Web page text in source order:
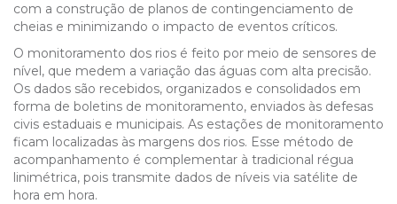
com a construção de planos de contingenciamento de
cheias e minimizando o impacto de eventos críticos.
O monitoramento dos rios é feito por meio de sensores de
nível, que medem a variação das águas com alta precisão.
Os dados são recebidos, organizados e consolidados em
forma de boletins de monitoramento, enviados às defesas
civis estaduais e municipais. As estações de monitoramento
ficam localizadas às margens dos rios. Esse método de
acompanhamento é complementar à tradicional régua
linimétrica, pois transmite dados de níveis via satélite de
hora em hora.